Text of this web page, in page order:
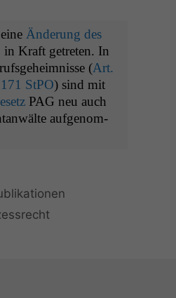
Änderung des
in Kraft getreten. In
(Art.
StPO) sind mit
PAG neu auch
aufgenom­